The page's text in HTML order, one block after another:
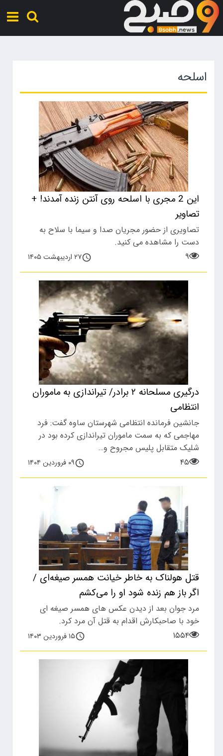
اسلحه
این 2 مجری با اسلحه روی آنتن زنده آمدند! +
تصاویر
تصاویری از حضور مجریان صدا و سیما با سلاح به
دست را مشاهده می کنید.
۹
۲۷ اردیبهشت ۱۴۰۵
درگیری مسلحانه ۲ برادر/ تیراندازی به ماموران
انتظامی
جانشین فرمانده انتظامی شهرستان ساوه گفت: فرد
مهاجمی که به سمت ماموران تیراندازی کرده بود در
شلیک متقابل پلیس مجروح و…
۴۵
۰۹ فروردین ۱۴۰۴
قتل هولناک به خاطر خیانت همسر صیغه‌ای /
اگر باز هم زنده شود او را می‌کشم
مرد جوان بعد از دیدن عکس های همسر صیغه ای
خود با صاحبکارش اقدام به قتل آن مرد کرد.
۱۵۵۴
۱۵ فروردین ۱۴۰۳